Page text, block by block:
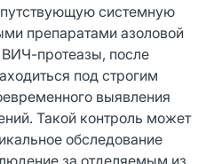
системную
препаратами азоловой
протеазы, после
под строгим
выявления
Такой контроль может
обследование
за отделяемым из